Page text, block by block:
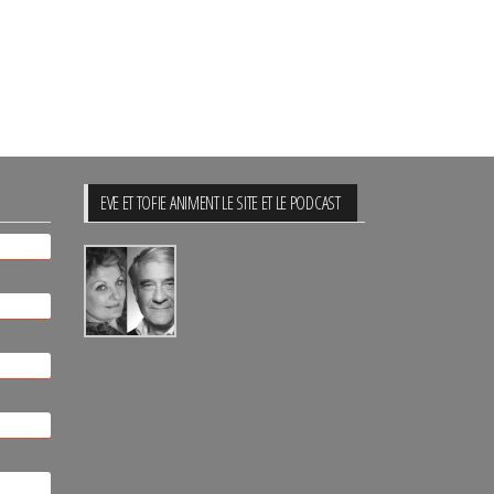
EVE ET TOFIE ANIMENT LE SITE ET LE PODCAST